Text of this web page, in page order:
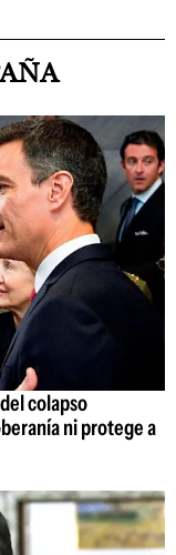
colapso
ni protege a